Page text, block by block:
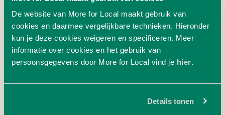
De website van More for Local maakt gebruik van
cookies en daarmee vergelijkbare technieken. Hieronder
kun je deze cookies weigeren en specificeren. Meer
informatie over cookies en het gebruik van
persoonsgegevens door More for Local vind je hier.
Details tonen
Caatjes tapenade
Naar product